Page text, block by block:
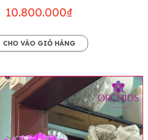
10.800.000₫
CHO VÀO GIỎ HÀNG